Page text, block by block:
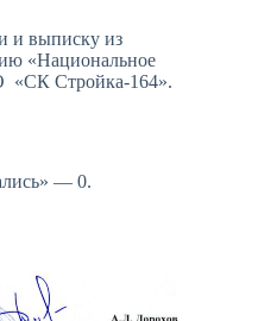
и выписку из
«Национальное
«СК Стройка-164».
— 0.